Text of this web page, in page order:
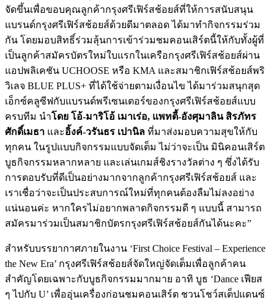
จัดขึ้นเพื่อขอบคุณลูกค้ากรุงศรีเฟิร์สช้อยส์ที่ให้การสนับสนุน
แบรนด์กรุงศรีเฟิร์สช้อยส์ด้วยดีมาตลอด ได้มาทำกิจกรรมร่วม
กัน โดยมอบสิทธิ์ร่วมลุ้นการเข้าร่วมชมคอนเสิร์ตนี้ให้กับทั้งผู้ที่
เป็นลูกค้าสมัครบัตรใหม่ใบแรกในเครือกรุงศรีเฟิร์สช้อยส์ผ่าน
แอปพลิเคชัน UCHOOSE หรือ KMA และสมาชิกเฟิร์สช้อยส์พริ
วิเลจ BLUE PLUS+ ที่ได้ใช้จ่ายตามเงื่อนไข ได้มาร่วมสนุกสุด
เอ็กซ์คลูซีฟกับแบรนด์พรีเซนเตอร์ของกรุงศรีเฟิร์สช้อยส์แบบ
ครบทีม นำโดย โอ้-มาริโอ้ เมาเร่อ, แพทตี้-อังศุมาลิน สิรภัทร
ศักดิ์เมธา และอิ้งค์-วรันธร เปานิล ที่มาส่งมอบความสุขให้กับ
ทุกคน ในรูปแบบกิจกรรมแบบจัดเต็ม ไม่ว่าจะเป็น มินิคอนเสิร์ต
บูธกิจกรรมหลากหลาย และเล่นเกมส์ชิงรางวัลต่าง ๆ ซึ่งได้รับ
การตอบรับที่ดีเป็นอย่างมากจากลูกค้ากรุงศรีเฟิร์สช้อยส์ และ
เราเชื่อว่าจะเป็นประสบการณ์ใหม่ที่ทุกคนต้องลืมไม่ลงอย่าง
แน่นอนค่ะ หากใครไม่อยากพลาดกิจกรรมดี ๆ แบบนี้ สามารถ
สมัครมาร่วมเป็นสมาชิกบัตรกรุงศรีเฟิร์สช้อยส์กันได้นะคะ”
สำหรับบรรยากาศภายในงาน ‘First Choice Festival – Experience
the New Era’ กรุงศรีเฟิร์สช้อยส์จัดใหญ่จัดเต็มเพื่อลูกค้าคน
สำคัญโดยเฉพาะกับบูธกิจกรรมมากมาย อาทิ บูธ ‘Dance เฟียส
ๆ ไปกับ U’ เพื่ออุ่นเครื่องก่อนชมคอนเสิร์ต ชวนโชว์สเต็ปแดนซ์